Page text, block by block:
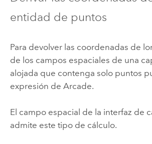
entidad de puntos
Para devolver las coordenadas de
de los campos espaciales de una
alojada que contenga solo puntos
expresión de Arcade.
El campo espacial de la interfaz de
admite este tipo de cálculo.